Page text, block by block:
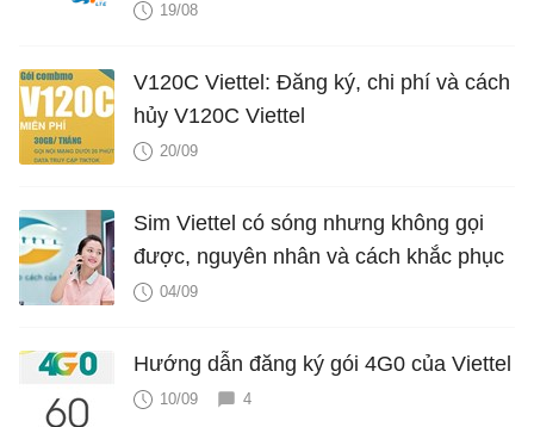
19/08
V120C Viettel: Đăng ký, chi phí và cách
hủy V120C Viettel
20/09
Sim Viettel có sóng nhưng không gọi
được, nguyên nhân và cách khắc phục
04/09
Hướng dẫn đăng ký gói 4G0 của Viettel
10/09 4